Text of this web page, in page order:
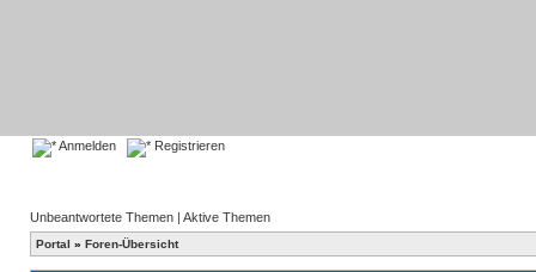
Anmelden Registrieren
Unbeantwortete Themen | Aktive Themen
Portal » Foren-Übersicht